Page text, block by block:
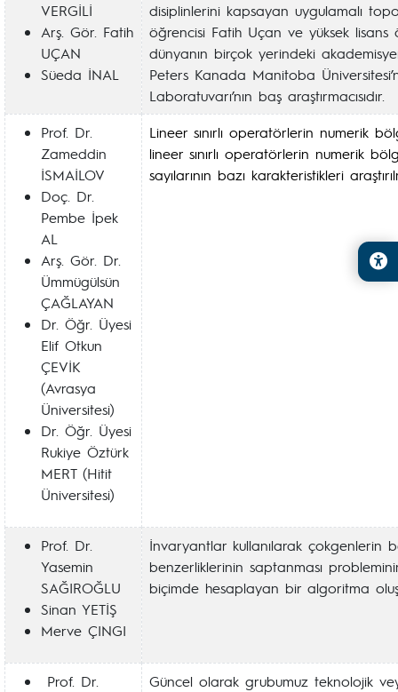
VERGİLİ
Arş. Gör. Fatih
UÇAN
Süeda İNAL
disiplinlerini kapsayan uygulamalı
öğrencisi Fatih Uçan ve yüksek
dünyanın birçok yerindeki
Peters Kanada Manitoba
Laboratuvarı’nın baş araştırmacısıdır.
Prof. Dr.
Zameddin
İSMAİLOV
Doç. Dr.
Pembe İpek
AL
Arş. Gör. Dr.
Ümmügülsün
ÇAĞLAYAN
Dr. Öğr. Üyesi
Elif Otkun
ÇEVİK
(Avrasya
Üniversitesi)
Dr. Öğr. Üyesi
Rukiye Öztürk
MERT (Hitit
Üniversitesi)
Lineer sınırlı operatörlerin numerik
lineer sınırlı operatörlerin numerik
sayılarının bazı karakteristikleri
Prof. Dr.
Yasemin
SAĞIROĞLU
Sinan YETİŞ
Merve ÇINGI
İnvaryantlar kullanılarak çokgenlerin
benzerliklerinin saptanması
biçimde hesaplayan bir algoritma
Prof. Dr.
Güncel olarak grubumuz teknolojik